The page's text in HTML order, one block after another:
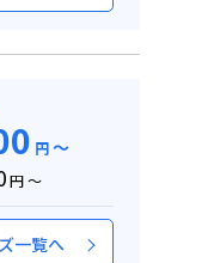
円～
円 ～
一覧へ